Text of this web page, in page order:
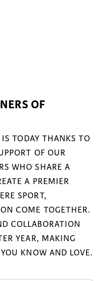
OF
TODAY THANKS TO
OF OUR
WHO SHARE A
A PREMIER
SPORT,
COME TOGETHER.
COLLABORATION
YEAR, MAKING
KNOW AND LOVE.